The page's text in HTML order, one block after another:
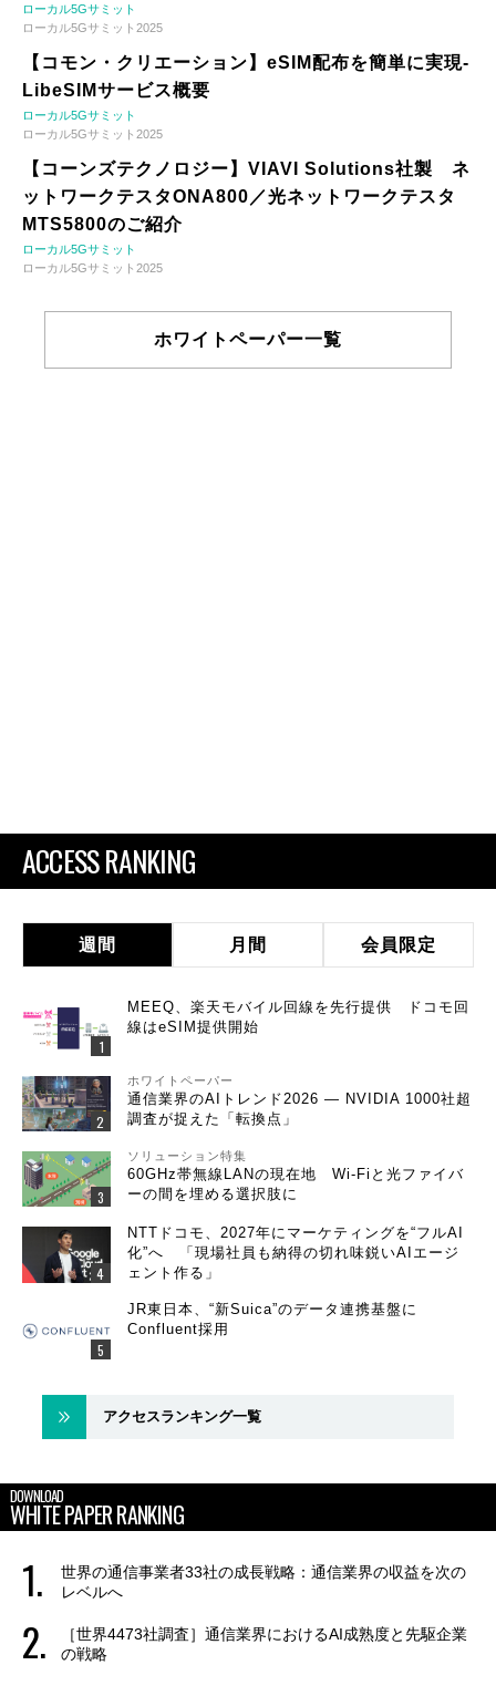
ローカル5Gサミット
ローカル5Gサミット2025
【コモン・クリエーション】eSIM配布を簡単に実現-
LibeSIMサービス概要
ローカル5Gサミット
ローカル5Gサミット2025
【コーンズテクノロジー】VIAVI Solutions社製 ネ
ットワークテスタONA800／光ネットワークテスタ
MTS5800のご紹介
ローカル5Gサミット
ローカル5Gサミット2025
ホワイトペーパー一覧
ACCESS RANKING
週間 月間 会員限定
MEEQ、楽天モバイル回線を先行提供 ドコモ回
線はeSIM提供開始
ホワイトペーパー
通信業界のAIトレンド2026 ― NVIDIA 1000社超
調査が捉えた「転換点」
ソリューション特集
60GHz帯無線LANの現在地 Wi-Fiと光ファイバ
ーの間を埋める選択肢に
NTTドコモ、2027年にマーケティングを“フルAI
化”へ 「現場社員も納得の切れ味鋭いAIエージ
ェント作る」
JR東日本、“新Suica”のデータ連携基盤に
Confluent採用
アクセスランキング一覧
DOWNLOAD
WHITE PAPER RANKING
世界の通信事業者33社の成長戦略：通信業界の収益を次の
レベルへ
［世界4473社調査］通信業界におけるAI成熟度と先駆企業
の戦略